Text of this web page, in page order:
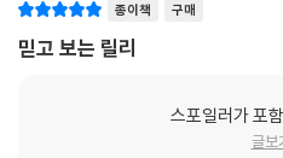
≪날아라 펭귄아, 드넓은 하늘로!≫의
실제로는 남반구의 극히 한정된 지역
온난화의 영향을 강하게 받고 있는 동
종이책 구매
믿고 보는 릴리
스포일러가 포
글보